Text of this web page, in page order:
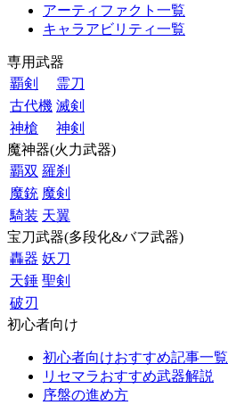
アーティファクト一覧
キャラアビリティ一覧
専用武器
覇剣
霊刀
古代機 滅剣
神槍
神剣
魔神器(火力武器)
覇双 羅刹
魔銃 魔剣
騎装 天翼
宝刀武器(多段化&バフ武器)
轟器 妖刀
天錘 聖剣
破刃
初心者向け
初心者向けおすすめ記事一覧
リセマラおすすめ武器解説
序盤の進め方